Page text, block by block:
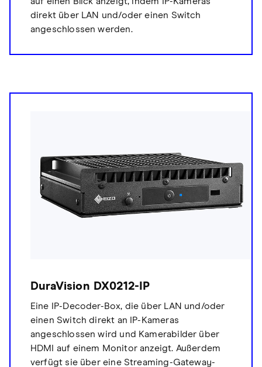
direkt über LAN und/oder einen Switch
angeschlossen werden.
DuraVision DX0212-IP
Eine IP-Decoder-Box, die über LAN und/oder
einen Switch direkt an IP-Kameras
angeschlossen wird und Kamerabilder über
HDMI auf einem Monitor anzeigt. Außerdem
verfügt sie über eine Streaming-Gateway-